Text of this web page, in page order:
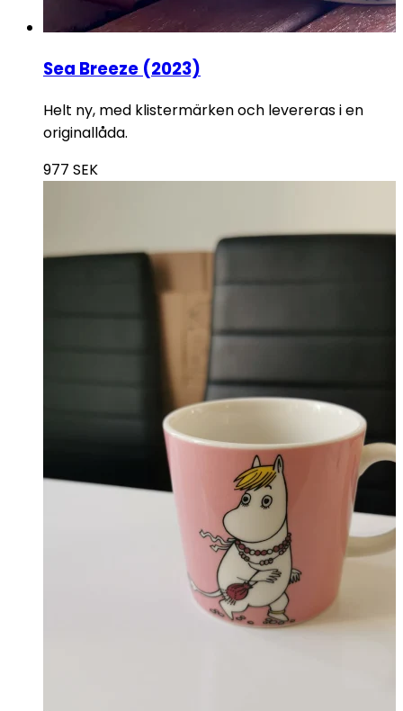
Sea Breeze (2023)
Helt ny, med klistermärken och levereras i en
originallåda.
977 SEK